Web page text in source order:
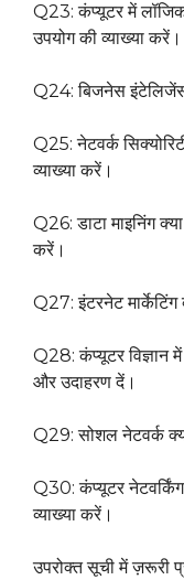
Q23: कंप्यूटर में
उपयोग की व्याख्या करें।
Q24: बिजनेस
Q25: नेटवर्क
व्याख्या करें।
Q26: डाटा माइनिंग
करें।
Q27: इंटरनेट
Q28: कंप्यूटर विज्ञान
और उदाहरण दें।
Q29: सोशल नेटवर्क
Q30: कंप्यूटर
व्याख्या करें।
उपरोक्त सूची में ज़रूरी